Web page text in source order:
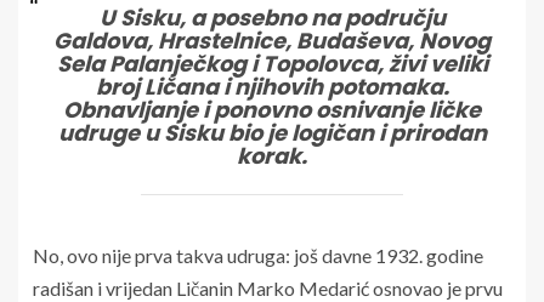
U Sisku, a posebno na području
Galdova, Hrastelnice, Budaševa, Novog
Sela Palanječkog i Topolovca, živi veliki
broj Ličana i njihovih potomaka.
Obnavljanje i ponovno osnivanje ličke
udruge u Sisku bio je logičan i prirodan
korak.
No, ovo nije prva takva udruga: još davne 1932. godine
radišan i vrijedan Ličanin Marko Medarić osnovao je prvu